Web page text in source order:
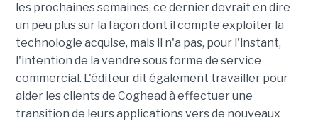
les prochaines semaines, ce dernier devrait en dire
un peu plus sur la façon dont il compte exploiter la
technologie acquise, mais il n'a pas, pour l'instant,
l'intention de la vendre sous forme de service
commercial. L'éditeur dit également travailler pour
aider les clients de Coghead à effectuer une
transition de leurs applications vers de nouveaux